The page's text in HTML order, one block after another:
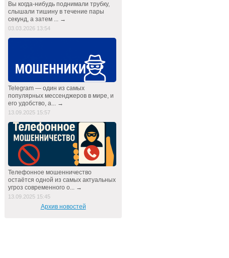
Вы когда-нибудь поднимали трубку,
слышали тишину в течение пары
секунд, а затем ... →
03.03.2026 13:54
Telegram — один из самых
популярных мессенджеров в мире, и
его удобство, а... →
13.09.2025 15:57
Телефонное мошенничество
остаётся одной из самых актуальных
угроз современного о... →
13.09.2025 15:45
Архив новостей